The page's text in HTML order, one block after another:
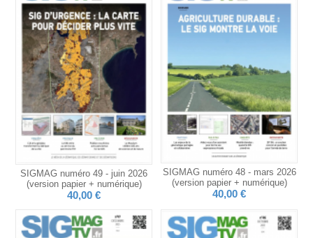
SIGMAG numéro 49 - juin 2026
(version papier + numérique)
40,00 €
SIGMAG numéro 48 - mars 2026
(version papier + numérique)
40,00 €